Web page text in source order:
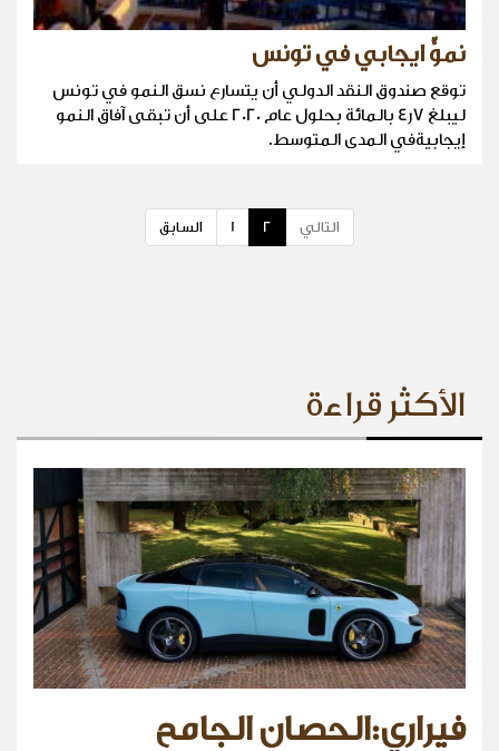
نموٌّ ايجابي في تونس
توقع صندوق النقد الدولي أن يتسارع نسق النمو في تونس
ليبلغ 7ر4 بالمائة بحلول عام 2020 على أن تبقى آفاق النمو
إيجابيةفي المدى المتوسط.
السابق 1 2 التالي
الأكثر قراءة
فيراري:الحصان الجامح